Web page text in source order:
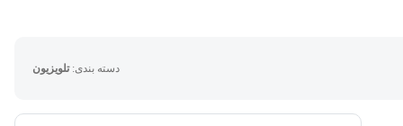
دسته بندی:تلویزیون